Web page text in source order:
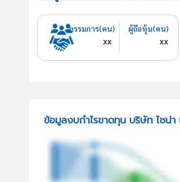
กรรมการ(คน)
xx
ผู้ถือหุ้น(คน)
xx
ข้อมูลงบกำไรขาดทุน บริษัท ไชน่า